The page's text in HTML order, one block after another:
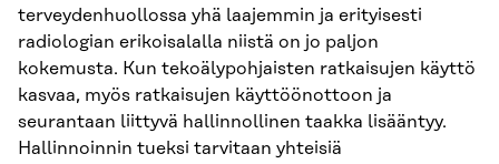
terveydenhuollossa yhä laajemmin ja erityisesti
radiologian erikoisalalla niistä on jo paljon
kokemusta. Kun tekoälypohjaisten ratkaisujen käyttö
kasvaa, myös ratkaisujen käyttöönottoon ja
seurantaan liittyvä hallinnollinen taakka lisääntyy.
Hallinnoinnin tueksi tarvitaan yhteisiä